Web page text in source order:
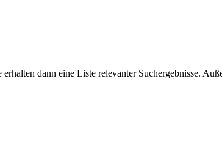
dann eine Liste relevanter Suchergebnisse.